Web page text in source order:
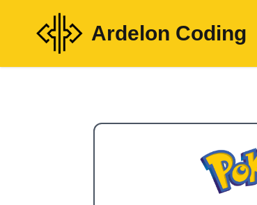
Ardelon Coding